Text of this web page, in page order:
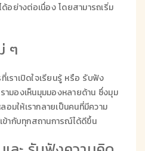
อย่างต่อเนื่อง โดยสามารถเริ่ม
ๆ
เราเปิดใจเรียนรู้ หรือ รับฟัง
รามองเห็นมุมมองหลายด้าน ซึ่งมุม
มให้เรากลายเป็นคนที่มีความ
ากับทุกสถานการณ์ได้ดีขึ้น